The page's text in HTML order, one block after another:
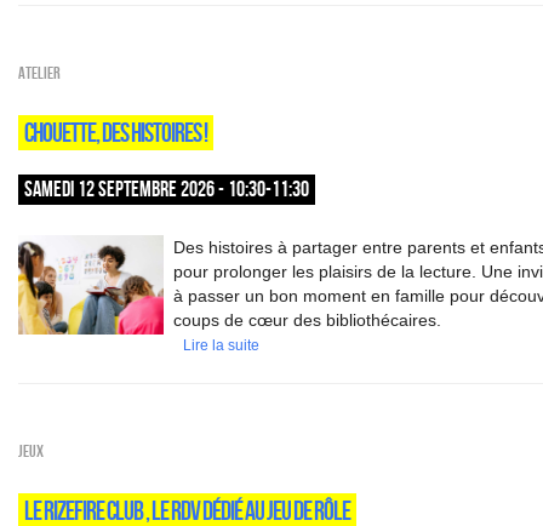
Atelier
CHOUETTE, DES HISTOIRES !
SAMEDI 12 SEPTEMBRE 2026 - 10:30-11:30
Des histoires à partager entre parents et
pour prolonger les plaisirs de la lecture. Une
à passer un bon moment en famille pour
coups de cœur des bibliothécaires.
Lire la suite
Jeux
LE RIZEFIRE CLUB , LE RDV DÉDIÉ AU JEU DE RÔLE